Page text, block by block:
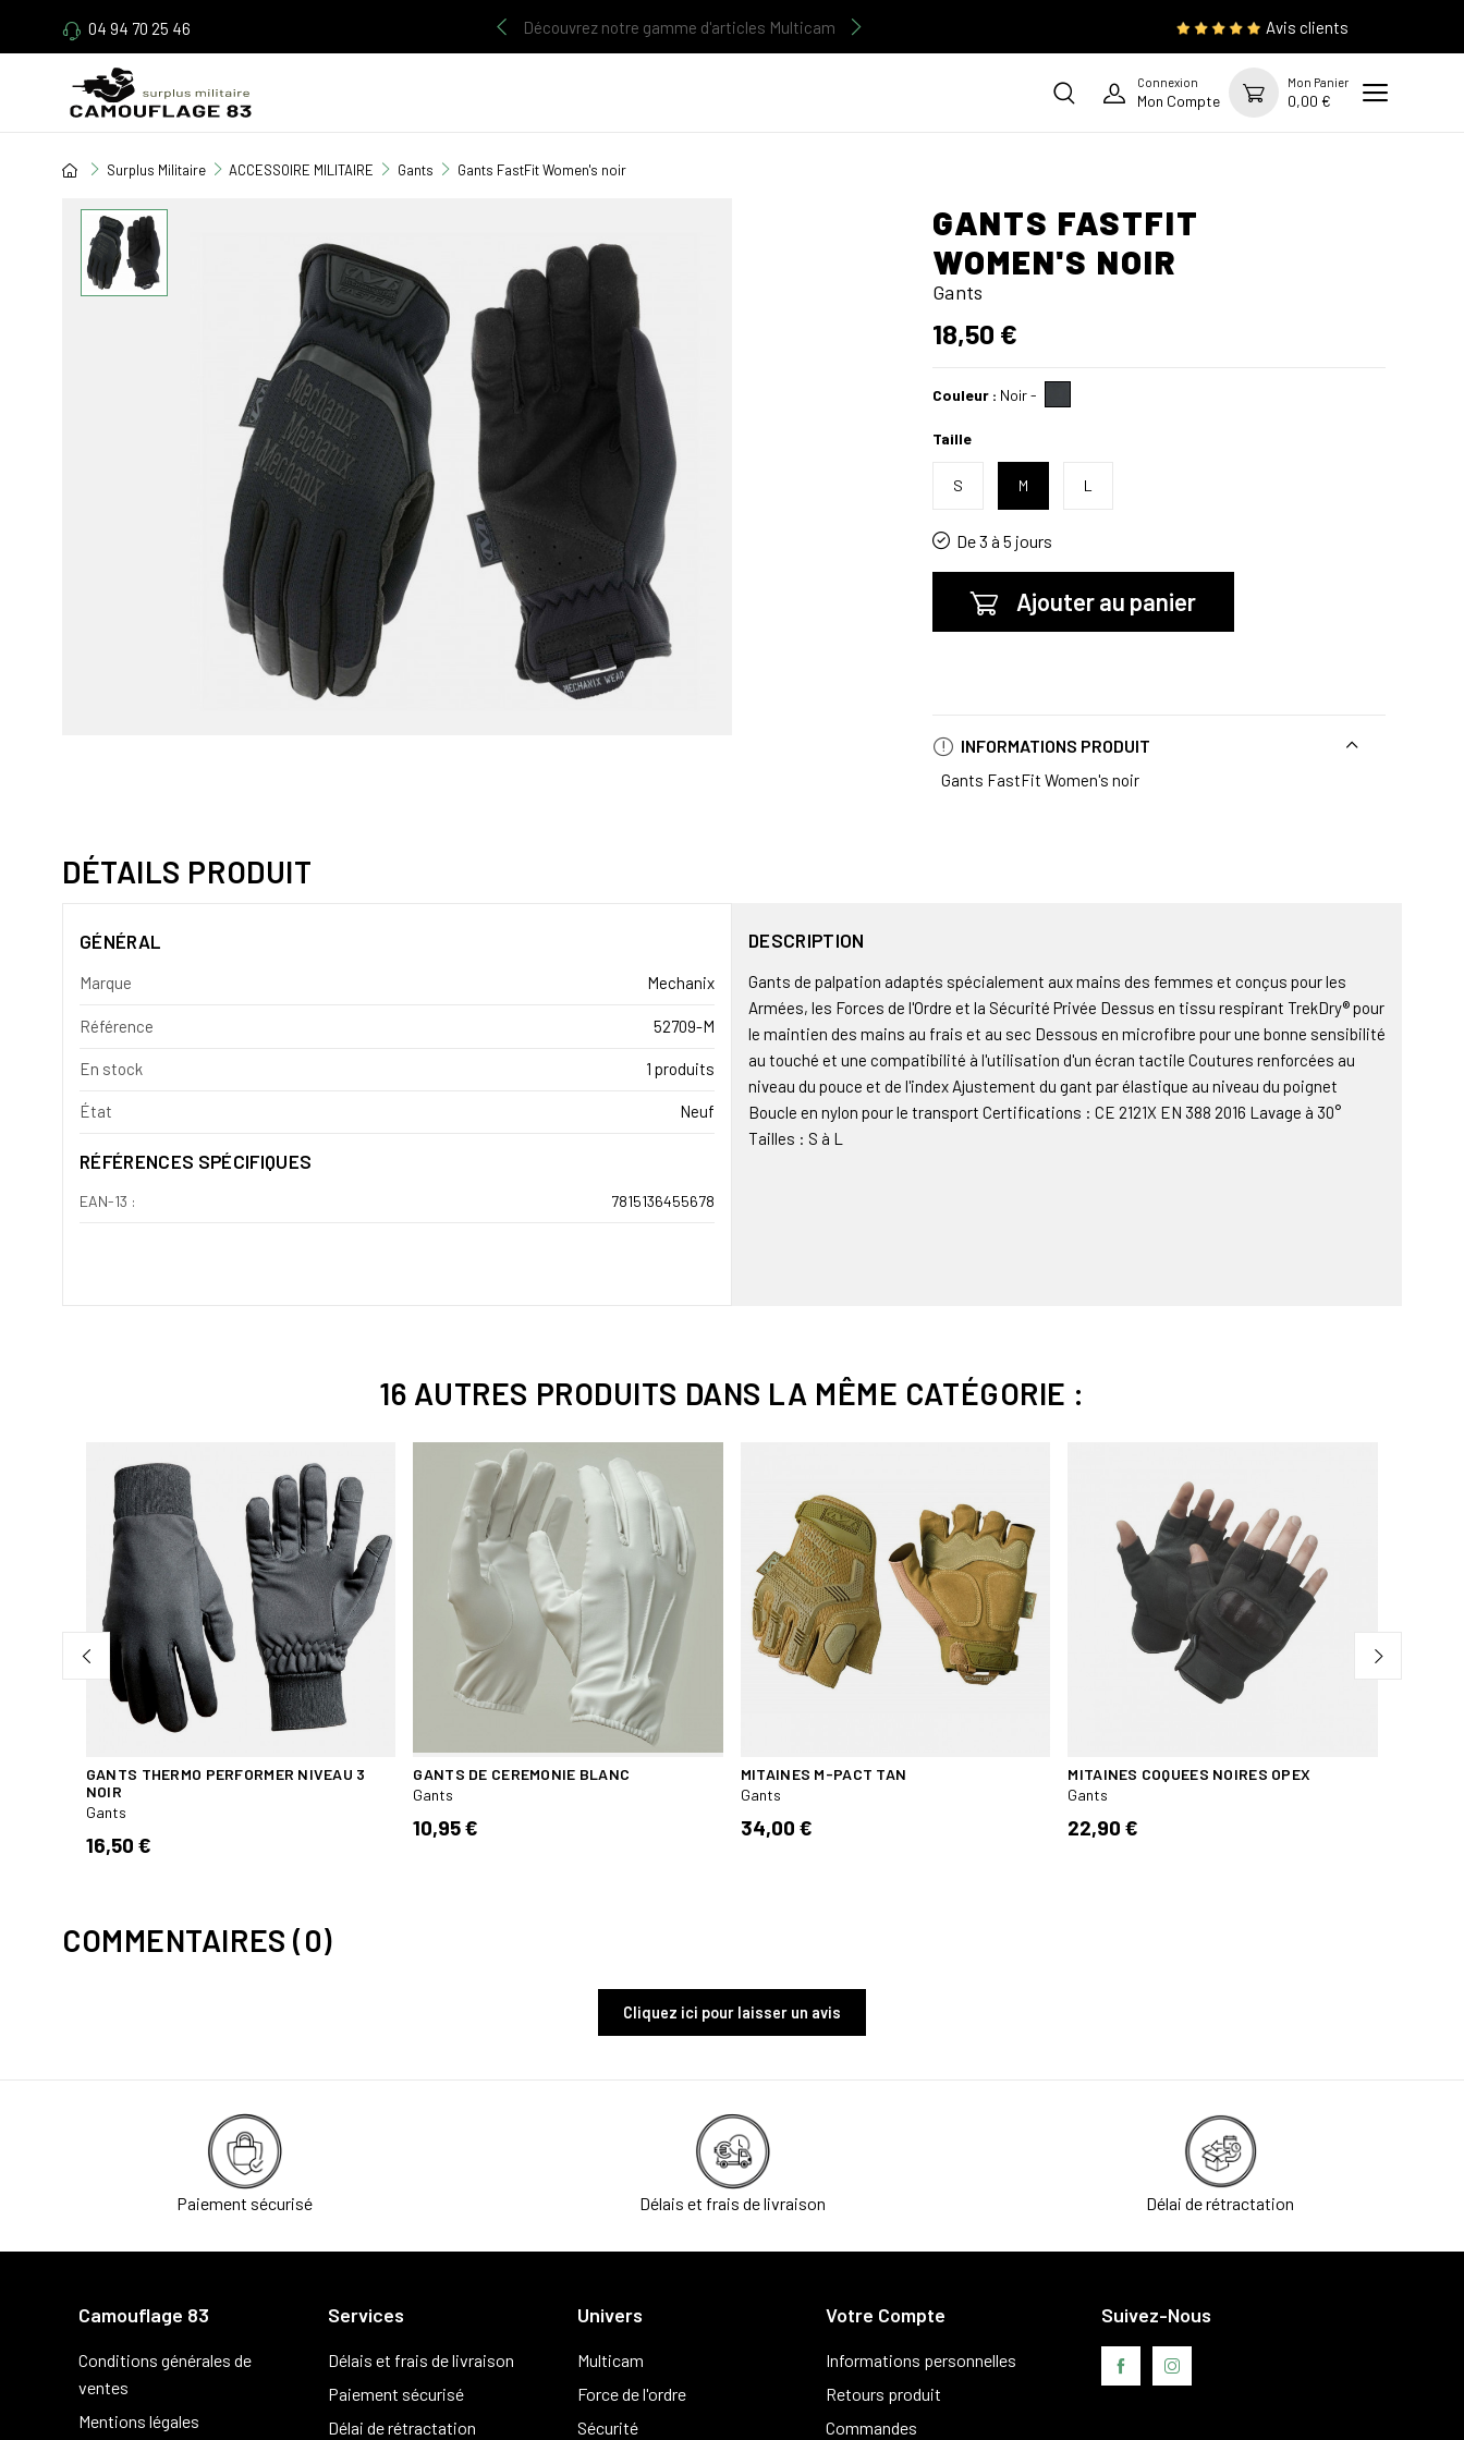
04 94 70 25 46 Découvrez notre gamme d'articles Multicam Avis clients
Connexion
Mon Compte
Mon Panier
0,00 €
Surplus Militaire ACCESSOIRE MILITAIRE Gants Gants FastFit Women's noir
GANTS FASTFIT
WOMEN'S NOIR
Gants
18,50 €
Couleur : Noir-
Taille
S M L
De 3 à 5 jours
Ajouter au panier
INFORMATIONS PRODUIT
Gants FastFit Women's noir
DÉTAILS PRODUIT
GÉNÉRAL
Marque Mechanix
Référence 52709-M
En stock 1 produits
État Neuf
RÉFÉRENCES SPÉCIFIQUES
EAN-13 : 7815136455678
DESCRIPTION
Gants de palpation adaptés spécialement aux mains des femmes et conçus pour les
Armées, les Forces de l'Ordre et la Sécurité Privée Dessus en tissu respirant TrekDry® pour
le maintien des mains au frais et au sec Dessous en microfibre pour une bonne sensibilité
au touché et une compatibilité à l'utilisation d'un écran tactile Coutures renforcées au
niveau du pouce et de l'index Ajustement du gant par élastique au niveau du poignet
Boucle en nylon pour le transport Certifications : CE 2121X EN 388 2016 Lavage à 30°
Tailles : S à L
16 AUTRES PRODUITS DANS LA MÊME CATÉGORIE :
GANTS THERMO PERFORMER NIVEAU 3
NOIR
Gants
16,50 €
GANTS DE CEREMONIE BLANC
Gants
10,95 €
MITAINES M-PACT TAN
Gants
34,00 €
MITAINES COQUEES NOIRES OPEX
Gants
22,90 €
COMMENTAIRES (0)
Cliquez ici pour laisser un avis
Paiement sécurisé Délais et frais de livraison Délai de rétractation
Camouflage 83
Conditions générales de
ventes
Mentions légales
Services
Délais et frais de livraison
Paiement sécurisé
Délai de rétractation
Univers
Multicam
Force de l'ordre
Sécurité
Votre Compte
Informations personnelles
Retours produit
Commandes
Suivez-Nous